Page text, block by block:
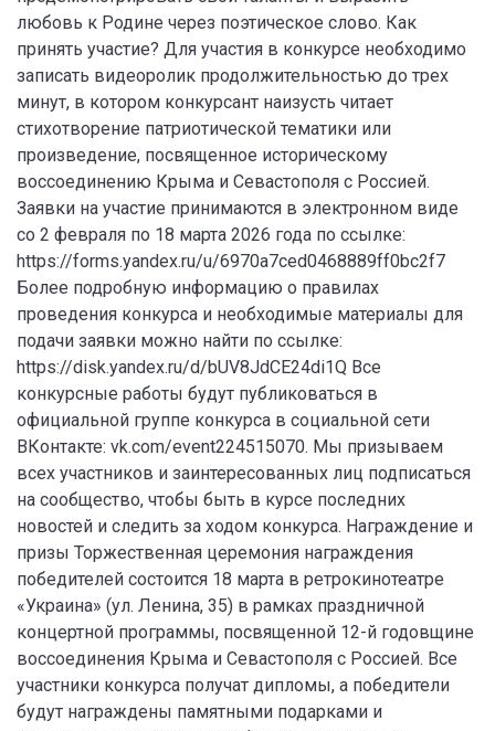
любовь к Родине через поэтическое слово. Как
принять участие? Для участия в конкурсе необходимо
записать видеоролик продолжительностью до трех
минут, в котором конкурсант наизусть читает
стихотворение патриотической тематики или
произведение, посвященное историческому
воссоединению Крыма и Севастополя с Россией.
Заявки на участие принимаются в электронном виде
со 2 февраля по 18 марта 2026 года по ссылке:
https://forms.yandex.ru/u/6970a7ced0468889ff0bc2f7
Более подробную информацию о правилах
проведения конкурса и необходимые материалы для
подачи заявки можно найти по ссылке:
https://disk.yandex.ru/d/bUV8JdCE24di1Q Все
конкурсные работы будут публиковаться в
официальной группе конкурса в социальной сети
ВКонтакте: vk.com/event224515070. Мы призываем
всех участников и заинтересованных лиц подписаться
на сообщество, чтобы быть в курсе последних
новостей и следить за ходом конкурса. Награждение и
призы Торжественная церемония награждения
победителей состоится 18 марта в ретрокинотеатре
«Украина» (ул. Ленина, 35) в рамках праздничной
концертной программы, посвященной 12-й годовщине
воссоединения Крыма и Севастополя с Россией. Все
участники конкурса получат дипломы, а победители
будут награждены памятными подарками и